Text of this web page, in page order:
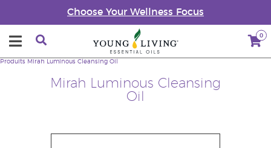
Choose Your Wellness Focus
0
Mirah Luminous Cleansing
Oil
Produits Mirah Luminous Cleansing Oil